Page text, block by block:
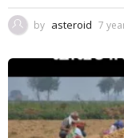
by asteroid 7